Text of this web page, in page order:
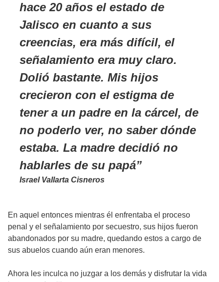
hace 20 años el estado de
Jalisco en cuanto a sus
creencias, era más difícil, el
señalamiento era muy claro.
Dolió bastante. Mis hijos
crecieron con el estigma de
tener a un padre en la cárcel, de
no poderlo ver, no saber dónde
estaba. La madre decidió no
hablarles de su papá
Israel Vallarta Cisneros
En aquel entonces mientras él enfrentaba el proceso
penal y el señalamiento por secuestro, sus hijos fueron
abandonados por su madre, quedando estos a cargo de
sus abuelos cuando aún eran menores.
Ahora les inculca no juzgar a los demás y disfrutar la vida